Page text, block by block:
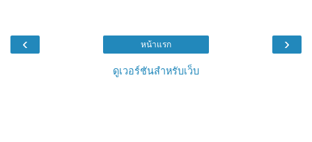
‹ ›
หน้าแรก
ดูเวอร์ชันสำหรับเว็บ